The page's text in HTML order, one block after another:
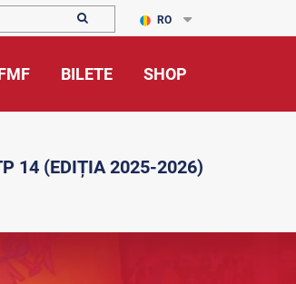
RO
BILETE SHOP
14 (EDIȚIA 2025-2026)